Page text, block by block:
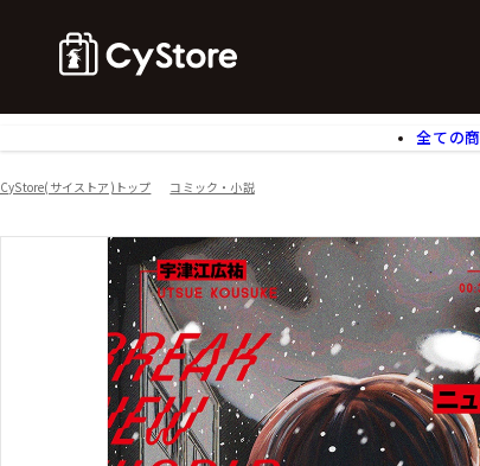
全ての
アクリルスタンド
アームサポーター
モバイルグッズ
食玩
文具
チケット
CyStore(サイストア)トップ コミック・小説